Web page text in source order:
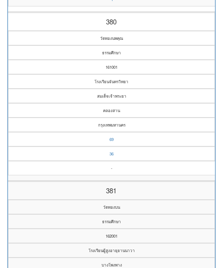
380
วัดทองนพคุณ
ธรรมศึกษา
161001
โรงเรียนจันทรวิทยา
สมเด็จเจ้าพระยา
คลองสาน
กรุงเทพมหานคร
69
36
-
381
วัดทองบน
ธรรมศึกษา
162001
โรงเรียนผู้สูงอายุยานนาวา
บางโพงพาง